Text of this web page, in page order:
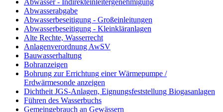
Abwasser - Indirekteinleitergenehmigung
Abwasserabgabe
Abwasserbeseitigung - Großeinleitungen
Abwasserbeseitigung - Kleinkläranlagen
Alte Rechte, Wasserrecht
Anlagenverordnung AwSV
Bauwasserhaltung
Bohranzeigen
Bohrung zur Errichtung einer Wärmepumpe /
Erdwärmesonde anzeigen
Dichtheit JGS-Anlagen, Eignungsfeststellung Biogasanlagen
Führen des Wasserbuchs
Gemeingebrauch an Gewässern